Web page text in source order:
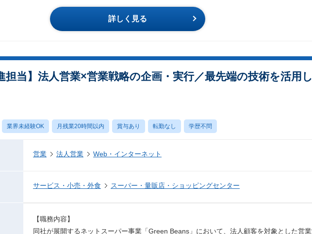
詳しく見る
担当】法人営業×営業戦略の企画・実行／最先端の技術を活用
業界未経験OK 月残業20時間以内 賞与あり 転勤なし 学歴不問
営業 法人営業 Web・インターネット
サービス・小売・外食 スーパー・量販店・ショッピングセンター
【職務内容】
同社が展開するネットスーパー事業「Green Beans」において、法人顧客を対象とした営